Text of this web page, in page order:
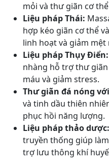
mỏi và thư giãn cơ
Liệu pháp Thái:
hợp kéo giãn cơ thể
linh hoạt và giảm mệt
Liệu pháp Thụy Điển:
nhàng hỗ trợ thư
máu và giảm stress.
Thư giãn đá nóng
và tinh dầu thiên
phục hồi năng lượng.
Liệu pháp thảo dược:
truyền thống giúp
trợ lưu thông khí